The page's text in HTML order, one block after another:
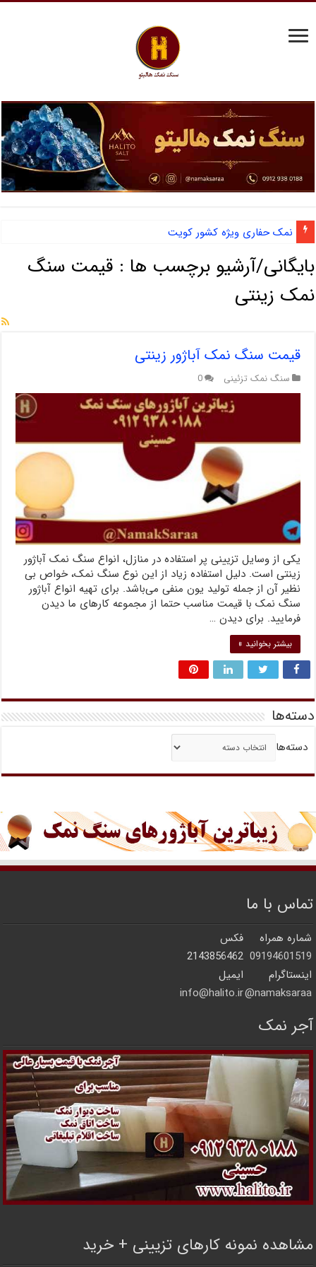
نمک حفاری ویژه کشور کویت
بایگانی/آرشیو برچسب ها : قیمت سنگ
نمک زینتی
قیمت سنگ نمک آباژور زینتی
سنگ نمک تزئینی 0
یکی از وسایل تزیینی پر استفاده در منازل، انواع سنگ نمک آباژور
زینتی است. دلیل استفاده زیاد از این نوع سنگ نمک، خواص بی
نظیر آن از جمله تولید یون منفی می‌باشد. برای تهیه انواع آباژور
سنگ نمک با قیمت مناسب حتما از مجموعه کارهای ما دیدن
فرمایید. برای دیدن …
بیشتر بخوانید »
دسته‌ها
دسته‌ها
تماس با ما
شماره همراه
فکس
09194601519
2143856462
اینستاگرام
ایمیل
namaksaraa@
info@halito.ir
آجر نمک
مشاهده نمونه کارهای تزیینی + خرید